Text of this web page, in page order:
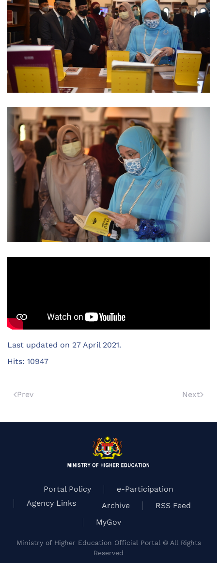
Last updated on 27 April 2021.
Hits: 10947
Prev Next
Portal Policy
e-Participation
Agency Links
Archive
RSS Feed
MyGov
Ministry of Higher Education Official Portal © All Rights
Reserved